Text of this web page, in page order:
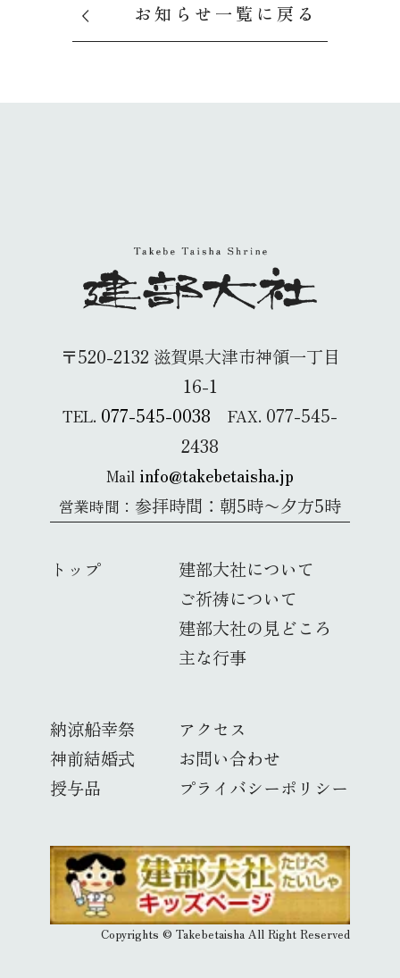
お知らせ一覧に戻る
〒520-2132 滋賀県大津市神領一丁目
16-1
TEL. 077-545-0038 FAX. 077-545-
2438
Mail info@takebetaisha.jp
営業時間： 参拝時間：朝5時〜夕方5時
トップ
建部大社について
ご祈祷について
建部大社の見どころ
主な行事
納涼船幸祭
神前結婚式
授与品
アクセス
お問い合わせ
プライバシーポリシー
Copyrights © Takebetaisha All Right Reserved